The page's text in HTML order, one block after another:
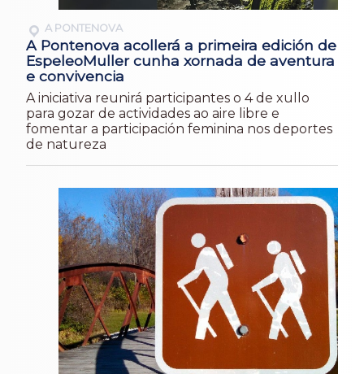
A PONTENOVA
A Pontenova acollerá a primeira edición de
EspeleoMuller cunha xornada de aventura
e convivencia
A iniciativa reunirá participantes o 4 de xullo
para gozar de actividades ao aire libre e
fomentar a participación feminina nos deportes
de natureza